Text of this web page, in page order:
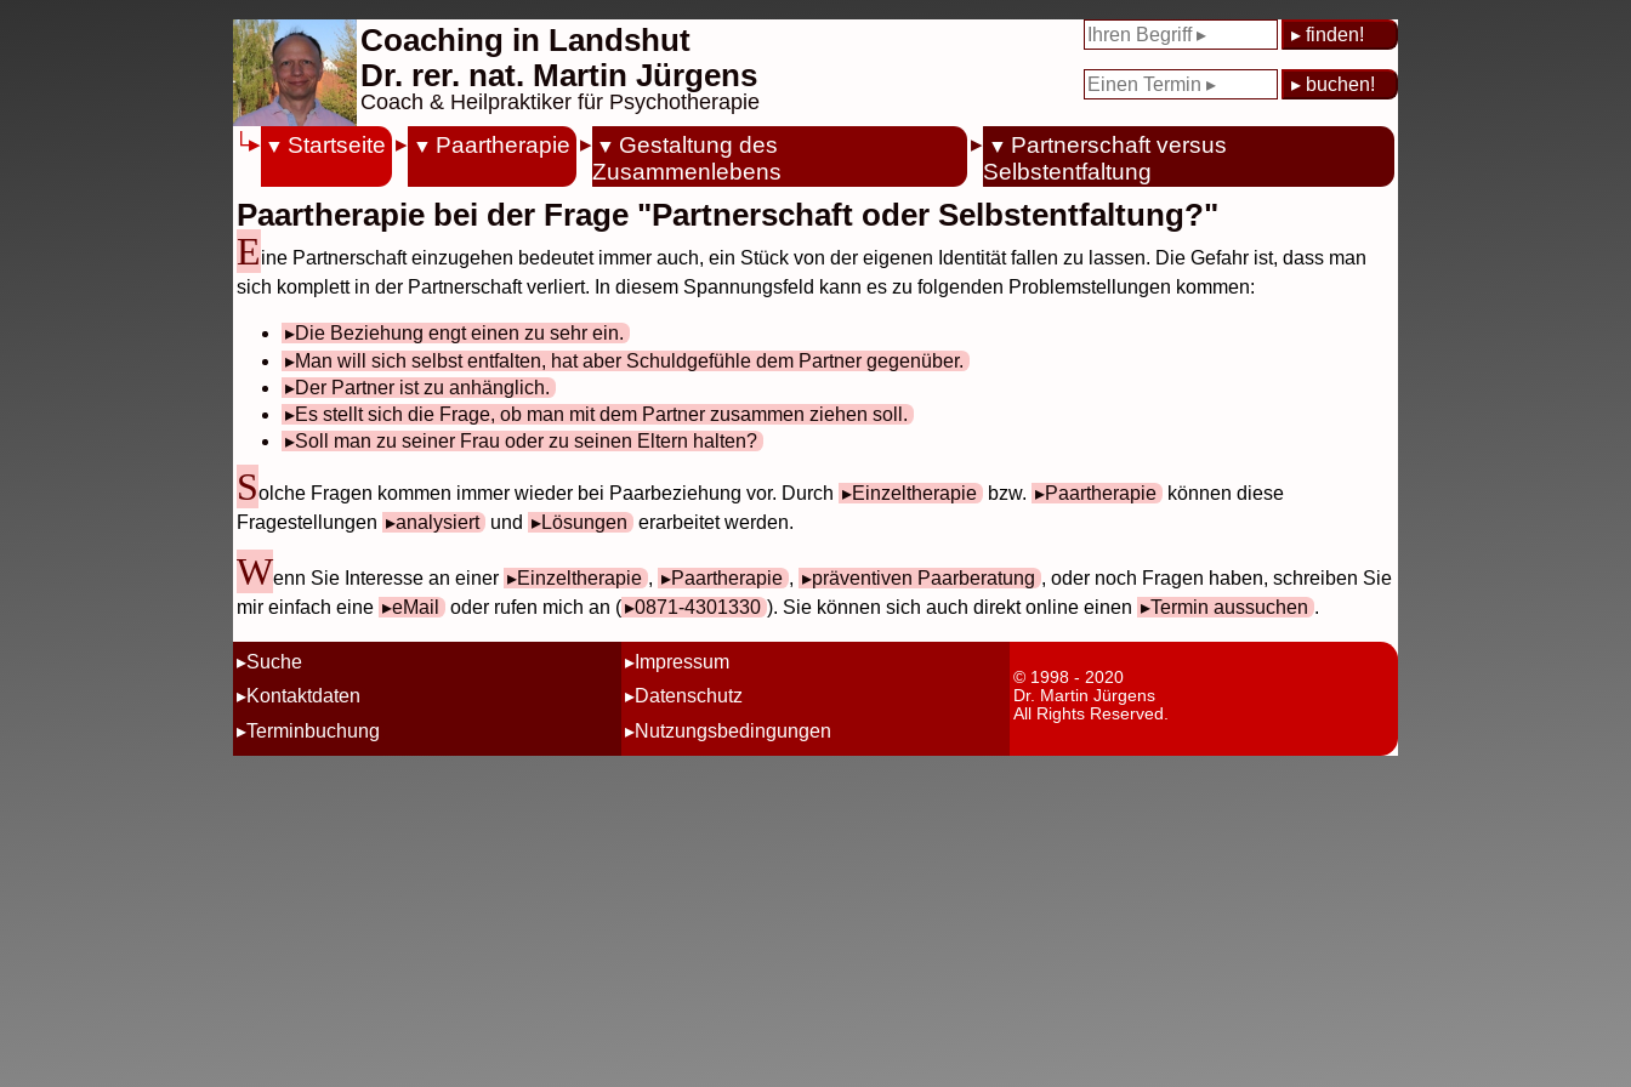
Coaching in Landshut
Dr. rer. nat. Martin Jürgens
Coach & Heilpraktiker für Psychotherapie
Startseite Paartherapie Gestaltung des
Zusammenlebens
Partnerschaft versus
Selbstentfaltung
Paartherapie bei der Frage "Partnerschaft oder Selbstentfaltung?"
Eine Partnerschaft einzugehen bedeutet immer auch, ein Stück von der eigenen Identität fallen zu lassen. Die Gefahr ist, dass man
sich komplett in der Partnerschaft verliert. In diesem Spannungsfeld kann es zu folgenden Problemstellungen kommen:
Die Beziehung engt einen zu sehr ein.
Man will sich selbst entfalten, hat aber Schuldgefühle dem Partner gegenüber.
Der Partner ist zu anhänglich.
Es stellt sich die Frage, ob man mit dem Partner zusammen ziehen soll.
Soll man zu seiner Frau oder zu seinen Eltern halten?
Solche Fragen kommen immer wieder bei Paarbeziehung vor. Durch Einzeltherapie bzw. Paartherapie
können diese
Fragestellungen
analysiert und Lösungen erarbeitet werden.
Wenn Sie Interesse an einer Einzeltherapie , Paartherapie , präventiven Paarberatung , oder noch Fragen haben, schreiben Sie
mir einfach eine
eMail oder rufen mich an ( 0871-4301330 ). Sie können sich auch direkt online einen Termin aussuchen .
Suche
Kontaktdaten
Terminbuchung
Impressum
Datenschutz
Nutzungsbedingungen
© 1998 - 2020
Dr. Martin Jürgens
All Rights Reserved.